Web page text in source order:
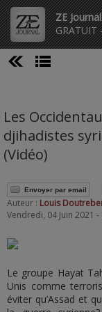
ZE
GRATUIT
Les
djihadistes
(Vidéo)
Envoyer par email
Auteur : Louis
Vendredi, 04 Juin 2021 -
Le groupe Hayat
Unis comme
éviter qu’Assad et